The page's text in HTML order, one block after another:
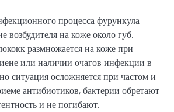
процесса фурункула
возбудителя на коже около губ.
размножается на коже при
или наличии очагов инфекции в
ситуация осложняется при частом и
антибиотиков, бактерии обретают
и не погибают.